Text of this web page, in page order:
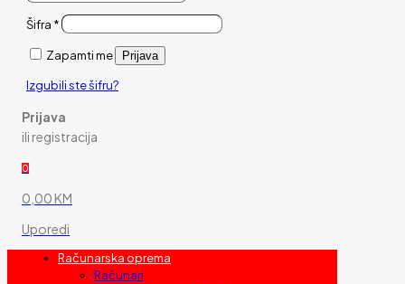
Šifra *
Zapamti me Prijava
Izgubili ste šifru?
Prijava
ili registracija
0
0,00 KM
Uporedi
Računarska oprema
Računari